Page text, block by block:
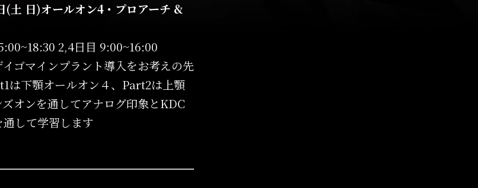
土 日)オールオン4・プロアーチ &
2,4日目 9:00~16:00
ゴマインプラント導入をお考えの先
は下顎オールオン４、Part2は上顎
オンを通してアナログ印象とKDC
して学習します